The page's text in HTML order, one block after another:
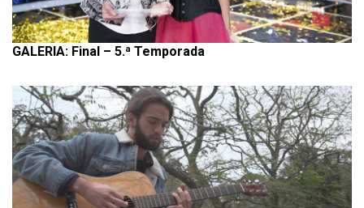
GALERIA: Final – 5.ª Temporada